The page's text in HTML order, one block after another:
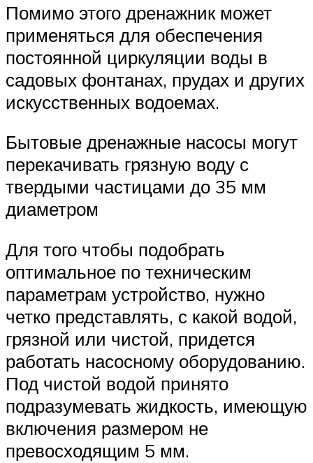
Помимо этого дренажник может
применяться для обеспечения
постоянной циркуляции воды в
садовых фонтанах, прудах и других
искусственных водоемах.
Бытовые дренажные насосы могут
перекачивать грязную воду с
твердыми частицами до 35 мм
диаметром
Для того чтобы подобрать
оптимальное по техническим
параметрам устройство, нужно
четко представлять, с какой водой,
грязной или чистой, придется
работать насосному оборудованию.
Под чистой водой принято
подразумевать жидкость, имеющую
включения размером не
превосходящим 5 мм.